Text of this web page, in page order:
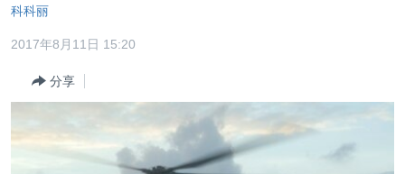
内
容
到
最新国际新闻
分类新闻
人权·法律·宗教
热点专题
科科丽
2017年8月11日 15:20
分享